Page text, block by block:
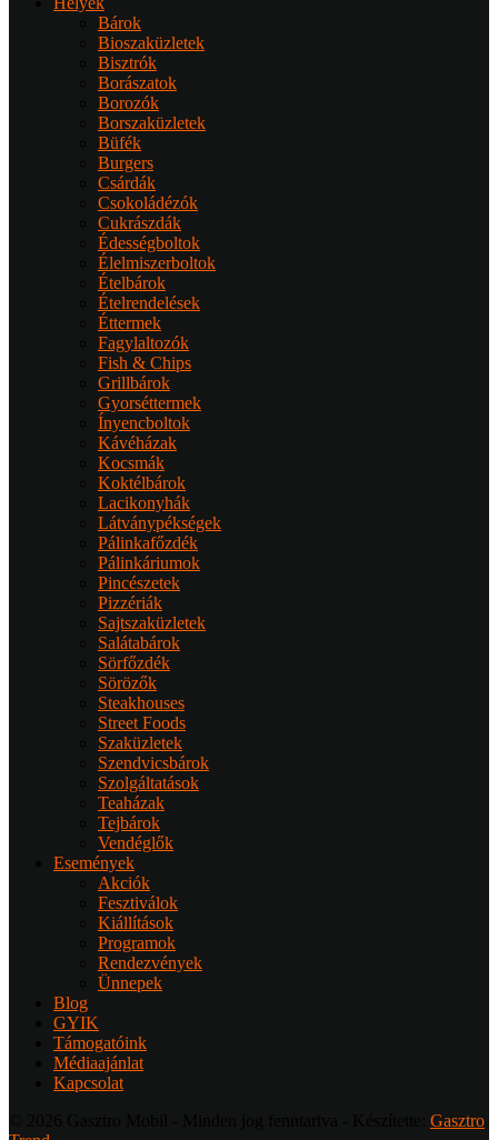
Bárok
Bioszaküzletek
Bisztrók
Borászatok
Borozók
Borszaküzletek
Büfék
Burgers
Csárdák
Csokoládézók
Cukrászdák
Édességboltok
Élelmiszerboltok
Ételbárok
Ételrendelések
Éttermek
Fagylaltozók
Fish & Chips
Grillbárok
Gyorséttermek
Ínyencboltok
Kávéházak
Kocsmák
Koktélbárok
Lacikonyhák
Látványpékségek
Pálinkafőzdék
Pálinkáriumok
Pincészetek
Pizzériák
Sajtszaküzletek
Salátabárok
Sörfőzdék
Sörözők
Steakhouses
Street Foods
Szaküzletek
Szendvicsbárok
Szolgáltatások
Teaházak
Tejbárok
Vendéglők
Események
Akciók
Fesztiválok
Kiállítások
Programok
Rendezvények
Ünnepek
Blog
GYIK
Támogatóink
Médiaajánlat
Kapcsolat
Gasztro